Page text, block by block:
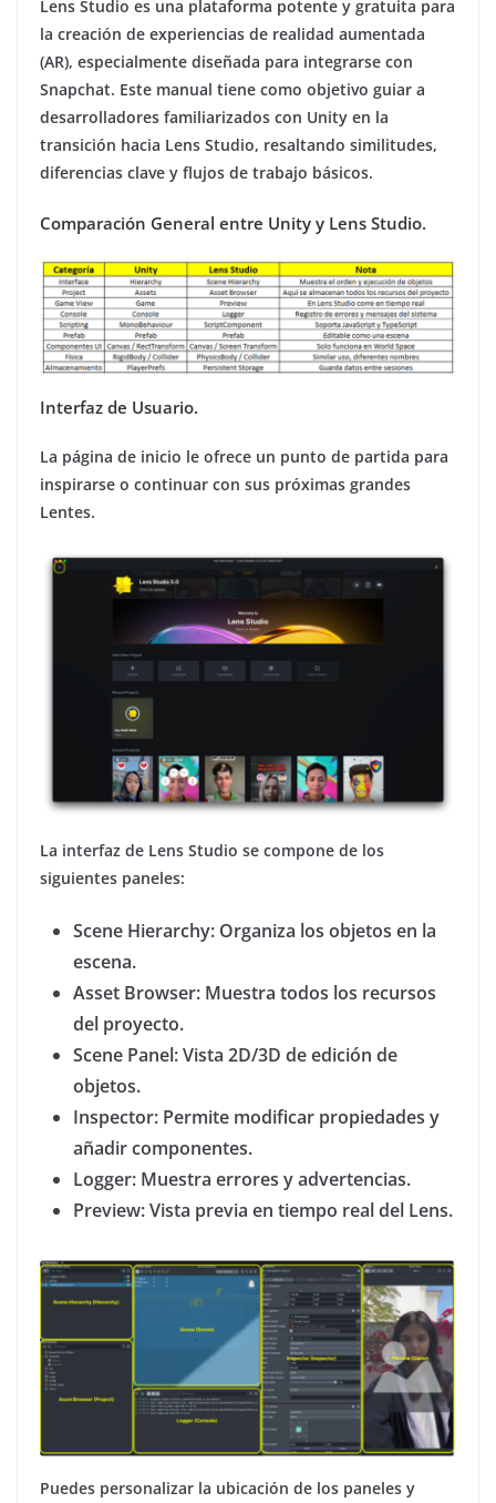
Lens Studio es una plataforma potente y gratuita para
la creación de experiencias de realidad aumentada
(AR), especialmente diseñada para integrarse con
Snapchat. Este manual tiene como objetivo guiar a
desarrolladores familiarizados con Unity en la
transición hacia Lens Studio, resaltando similitudes,
diferencias clave y flujos de trabajo básicos.
Comparación General entre Unity y Lens Studio.
Interfaz de Usuario.
La página de inicio le ofrece un punto de partida para
inspirarse o continuar con sus próximas grandes
Lentes.
La interfaz de Lens Studio se compone de los
siguientes paneles:
Scene Hierarchy: Organiza los objetos en la
escena.
Asset Browser: Muestra todos los recursos
del proyecto.
Scene Panel: Vista 2D/3D de edición de
objetos.
Inspector: Permite modificar propiedades y
añadir componentes.
Logger: Muestra errores y advertencias.
Preview: Vista previa en tiempo real del Lens.
Puedes personalizar la ubicación de los paneles y